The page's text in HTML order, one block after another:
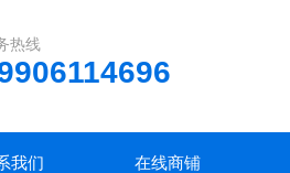
热线
我们 在线商铺